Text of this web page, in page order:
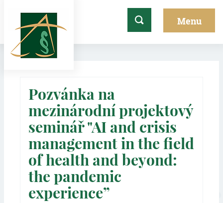
Pozvánka na
mezinárodní projektový
seminář "AI and crisis
management in the field
of health and beyond:
the pandemic
experience”